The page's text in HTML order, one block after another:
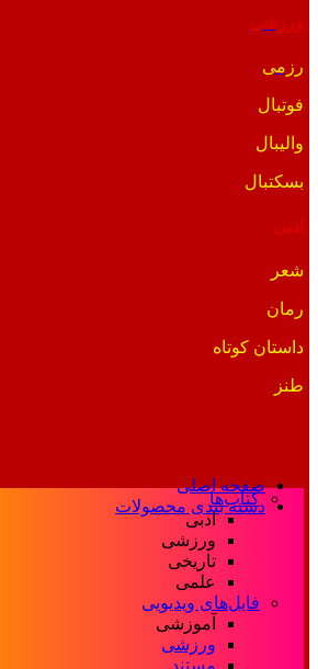
ورزشی
رزمی
فوتبال
والیبال
بسکتبال
ادبی
شعر
رمان
داستان کوتاه
طنز
صفحه اصلی
دسته بندی محصولات
کتاب‌ها
ادبی
ورزشی
تاریخی
علمی
فایل‌های ویدیویی
آموزشی
ورزشی
مستند